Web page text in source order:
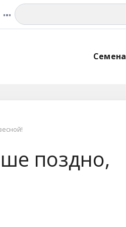
Семена
поздно,